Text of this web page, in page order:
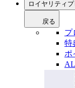
ロイヤリティ
戻る
プ
特
ポ